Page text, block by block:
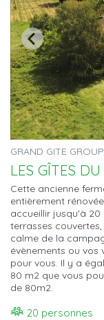
GRAND GITE
LES GÎTES
Cette ancienne
entièrement
accueillir jusqu'à 20
terrasses
calme de la
évènements ou vos
pour vous. Il y a
80 m2 que vous
de 80m2.
20 personnes